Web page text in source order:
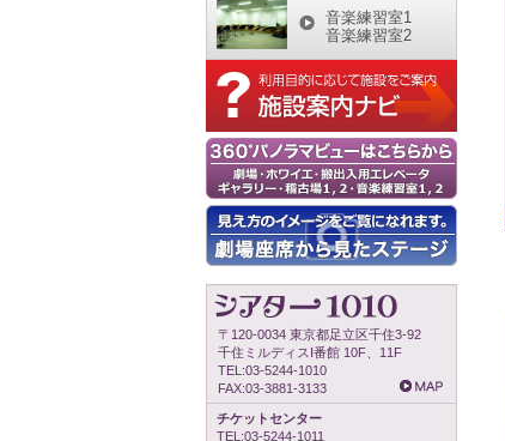
音楽練習室1
音楽練習室2
〒120-0034 東京都足立区千住3-92
千住ミルディスⅠ番館 10F、11F
TEL:03-5244-1010
FAX:03-3881-3133
チケットセンター
TEL:03-5244-1011